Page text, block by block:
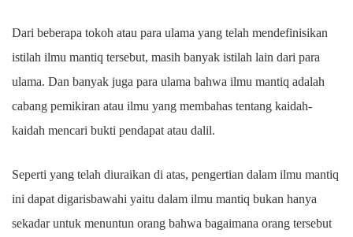
Dari beberapa tokoh atau para ulama yang telah mendefinisikan
istilah ilmu mantiq tersebut, masih banyak istilah lain dari para
ulama. Dan banyak juga para ulama bahwa ilmu mantiq adalah
cabang pemikiran atau ilmu yang membahas tentang kaidah-
kaidah mencari bukti pendapat atau dalil.
Seperti yang telah diuraikan di atas, pengertian dalam ilmu mantiq
ini dapat digarisbawahi yaitu dalam ilmu mantiq bukan hanya
sekadar untuk menuntun orang bahwa bagaimana orang tersebut